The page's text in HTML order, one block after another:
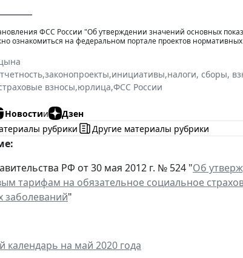
ФСС России "Об утверждении значений основных
ознакомиться на федеральном портале проектов
,законопроекты,инициативы,налоги, сборы,
взносы,юрлица,ФСС России
Новостии
Дзен
рубрики
Другие материалы рубрики
РФ от 30 мая 2012 г. № 524 "Об
тарифам на обязательное социальное
заболеваний"
на май 2020 года